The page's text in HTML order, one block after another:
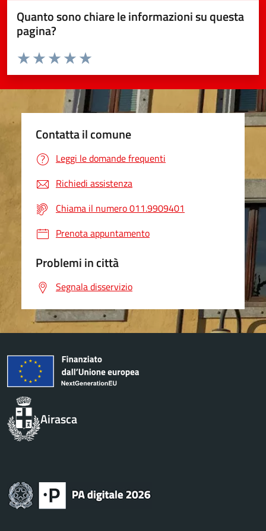
Quanto sono chiare le informazioni su questa
pagina?
Valuta da 1 a 5 stelle la pagina
Valuta 5 stelle su 5
Valuta 4 stelle su 5
Valuta 3 stelle su 5
Valuta 2 stelle su 5
Valuta 1 stelle su 5
Contatta il comune
Leggi le domande frequenti
Richiedi assistenza
Chiama il numero 011.9909401
Prenota appuntamento
Problemi in città
Segnala disservizio
Airasca